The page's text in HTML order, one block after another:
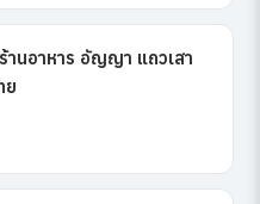
านอาหาร อัญญา แถวเสา
ย